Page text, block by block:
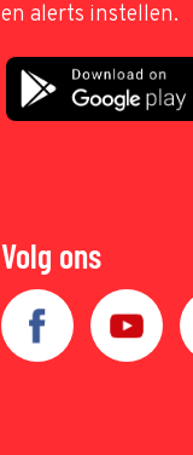
en alerts instellen.
Volg ons